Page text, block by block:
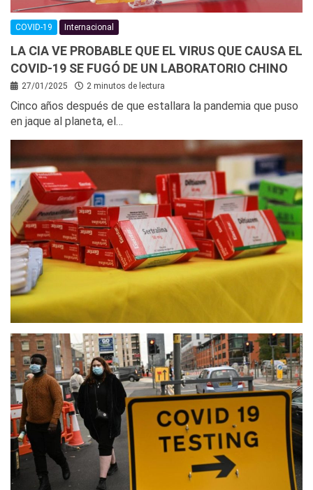
COVID-19 Internacional
LA CIA VE PROBABLE QUE EL VIRUS QUE CAUSA EL
COVID-19 SE FUGÓ DE UN LABORATORIO CHINO
27/01/2025 2 minutos de lectura
Cinco años después de que estallara la pandemia que puso
en jaque al planeta, el…